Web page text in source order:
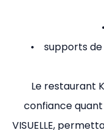
• supports de
Le restaurant
confiance quant
VISUELLE,